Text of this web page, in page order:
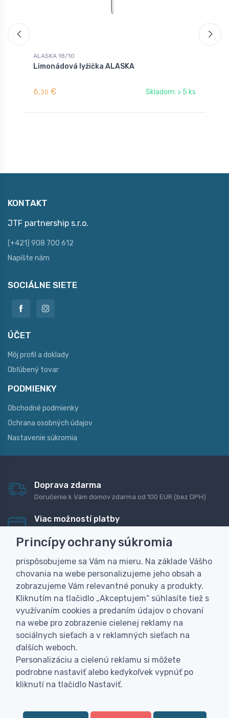
ALASKA 18/10
Limonádová lyžička ALASKA
6,30 € Skladom: > 5 ks
KONTAKT
JTF partnership s.r.o.
(+421) 908 700 612
Napíšte nám
SOCIÁLNE SIETE
ÚČET
Môj profil a doklady
Obľúbený tovar
PODMIENKY
Obchodné podmienky
Ochrana osobných údajov
Nastavenie súkromia
Doprava zdarma
Doručenie k Vám domov zdarma od 100 EUR (bez DPH)
Viac možností platby
dobierku
Personalizácia
Vyrobíme Vám vlastný originálny darček
Skúsenosť
Široký sortiment, z ktorého Vám pomôžeme vybrať
Princípy ochrany súkromia
prispôsobujeme sa Vám na mieru. Na základe Vášho
chovania na webe personalizujeme jeho obsah a
zobrazujeme Vám relevantné ponuky a produkty.
Kliknutím na tlačidlo „Akceptujem“ súhlasíte tiež s
využívaním cookies a predaním údajov o chovaní
na webe pro zobrazenie cielenej reklamy na
sociálnych sieťach a v reklamných sieťach na
ďalších weboch.
Personalizáciu a cielenú reklamu si môžete
podrobne nastaviť alebo kedykoľvek vypnúť po
kliknutí na tlačidlo Nastaviť.